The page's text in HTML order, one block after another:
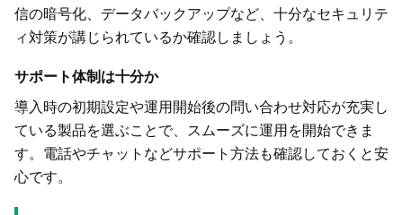
信の暗号化、データバックアップなど、十分なセキュリテ
ィ対策が講じられているか確認しましょう。
サポート体制は十分か
導入時の初期設定や運用開始後の問い合わせ対応が充実し
ている製品を選ぶことで、スムーズに運用を開始できま
す。電話やチャットなどサポート方法も確認しておくと安
心です。